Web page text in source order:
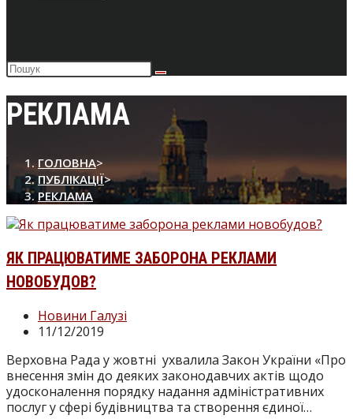
Пошук
на
сайті
РЕКЛАМА
ГОЛОВНА>
ПУБЛІКАЦІЇ>
РЕКЛАМА
ЯК ПРАЦЮВАТИМЕ ЗАБОРОНА РЕКЛАМИ
НОВОБУДОВ?
Категорія
запису:
Новини Галузі
Запис
11/12/2019
Верховна Рада у жовтні ухвалила Закон України «Про
внесення змін до деяких законодавчих актів щодо
удосконалення порядку надання адміністративних
послуг у сфері будівництва та створення єдиної…